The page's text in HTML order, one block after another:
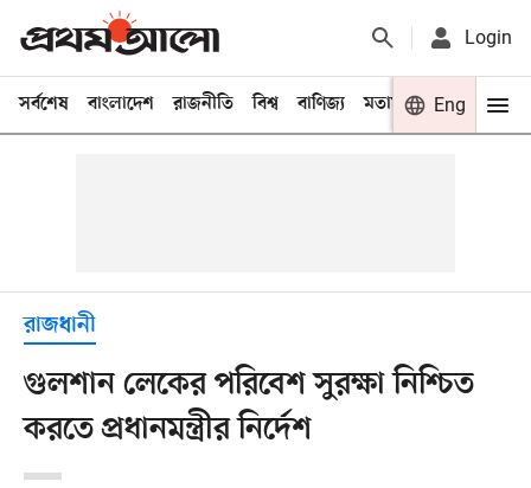
Login
সর্বশেষ বাংলাদেশ রাজনীতি বিশ্ব বাণিজ্য মতামত খেলা
Eng
রাজধানী
গুলশান লেকের পরিবেশ সুরক্ষা নিশ্চিত
করতে প্রধানমন্ত্রীর নির্দেশ